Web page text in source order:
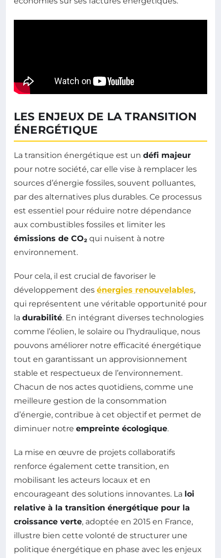
LES ENJEUX DE LA TRANSITION
ÉNERGÉTIQUE
La transition énergétique est un défi majeur
pour notre société, car elle vise à remplacer les
sources d’énergie fossiles, souvent polluantes,
par des alternatives plus durables. Ce processus
est essentiel pour réduire notre dépendance
aux combustibles fossiles et limiter les
émissions de CO₂ qui nuisent à notre
environnement.
Pour cela, il est crucial de favoriser le
développement des énergies renouvelables,
qui représentent une véritable opportunité pour
la durabilité. En intégrant diverses technologies
comme l’éolien, le solaire ou l’hydraulique, nous
pouvons améliorer notre efficacité énergétique
tout en garantissant un approvisionnement
stable et respectueux de l’environnement.
Chacun de nos actes quotidiens, comme une
meilleure gestion de la consommation
d’énergie, contribue à cet objectif et permet de
diminuer notre empreinte écologique.
La mise en œuvre de projets collaboratifs
renforce également cette transition, en
mobilisant les acteurs locaux et en
encourageant des solutions innovantes. La loi
relative à la transition énergétique pour la
croissance verte, adoptée en 2015 en France,
illustre bien cette volonté de structurer une
politique énergétique en phase avec les enjeux